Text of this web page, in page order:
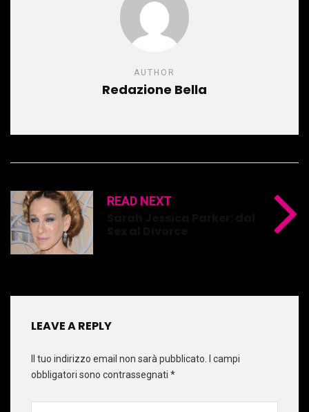
AUTHOR
Redazione Bella
READ NEXT
LEAVE A REPLY
Il tuo indirizzo email non sarà pubblicato.
I campi
obbligatori sono contrassegnati *